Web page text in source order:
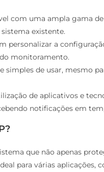
com uma ampla gama
existente.
personalizar a
monitoramento.
de usar, mesmo
de aplicativos e
notificações em
que não apenas
para várias aplicações,